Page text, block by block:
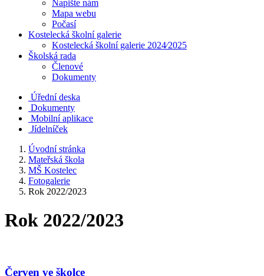
Napište nám
Mapa webu
Počasí
Kostelecká školní galerie
Kostelecká školní galerie 2024⁄2025
Školská rada
Členové
Dokumenty
Úřední deska
Dokumenty
Mobilní aplikace
Jídelníček
Úvodní stránka
Mateřská škola
MŠ Kostelec
Fotogalerie
Rok 2022/2023
Rok 2022/2023
Červen ve školce